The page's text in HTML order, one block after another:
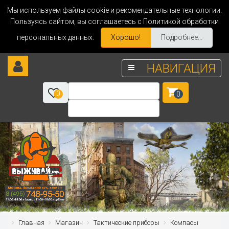
Мы используем файлы cookie и рекомендательные технологии.
Пользуясь сайтом, вы соглашаетесь с Политикой обработки
персональных данных.
Хорошо! Подробнее...
НАВИГАЦИЯ
0 0
Главная Магазин Тактические приборы Компасы